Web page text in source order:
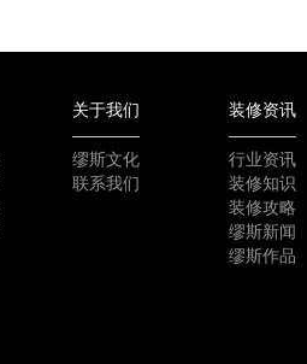
关于我们
缪斯文化
联系我们
装修资讯
行业资讯
装修知识
装修攻略
缪斯新闻
缪斯作品